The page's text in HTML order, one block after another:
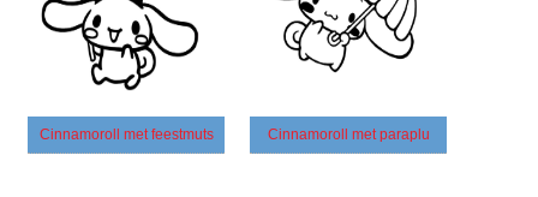
Cinnamoroll met feestmuts Cinnamoroll met paraplu